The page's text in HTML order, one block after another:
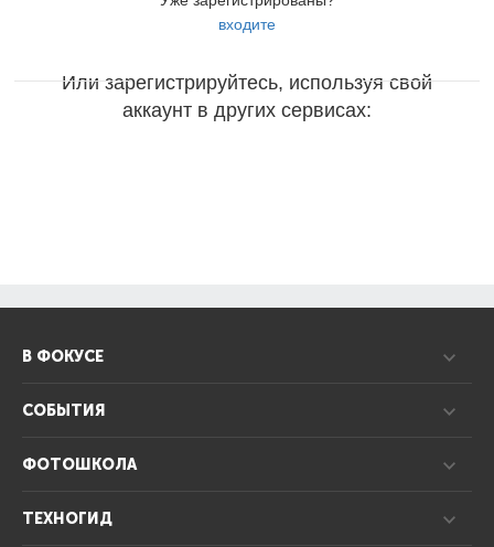
входите
Или зарегистрируйтесь, используя свой
аккаунт в других сервисах:
В ФОКУСЕ
СОБЫТИЯ
ФОТОШКОЛА
ТЕХНОГИД